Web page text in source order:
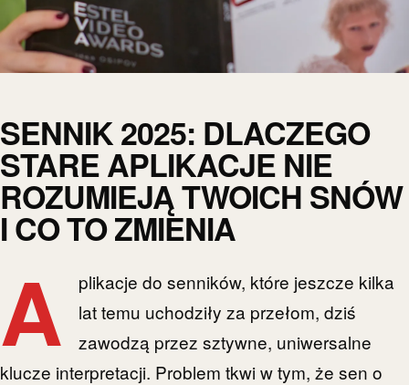
SENNIK 2025: DLACZEGO
STARE APLIKACJE NIE
ROZUMIEJĄ TWOICH SNÓW
I CO TO ZMIENIA
A
plikacje do senników, które jeszcze kilka
lat temu uchodziły za przełom, dziś
zawodzą przez sztywne, uniwersalne
klucze interpretacji. Problem tkwi w tym, że sen o